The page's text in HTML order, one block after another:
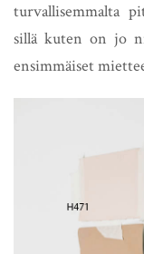
turvallisemmalta
sillä kuten on jo
ensimmäiset